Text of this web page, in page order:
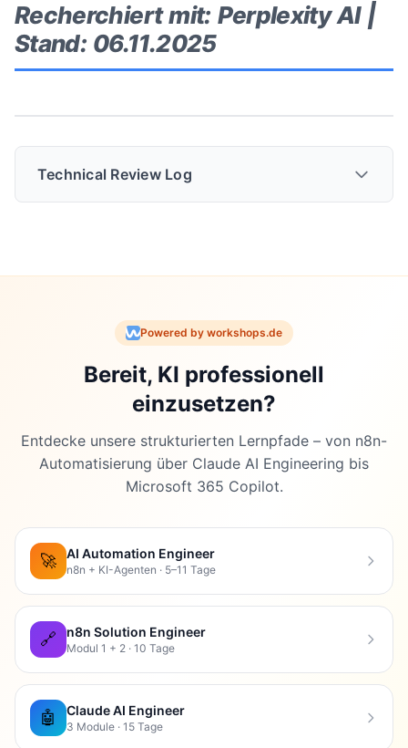
Recherchiert mit: Perplexity AI |
Stand: 06.11.2025
Technical Review Log
📋 Technical Review Log
Review-Datum: 06.11.2025, 14:05 Uhr
: ✅ PASSED WITH MINOR
: Technical Review Agent (AI-
Vorgenommene Änderungen:
MCP-Beschreibung präzisiert
Was: Klargestellt, dass MCP von Anthropic
entwickelt wurde und seit August 2025 GA
ist
Powered by workshops.de
Bereit, KI professionell
einzusetzen?
Entdecke unsere strukturierten Lernpfade – von n8n-
Automatisierung über Claude AI Engineering bis
Microsoft 365 Copilot.
🚀 AI Automation Engineer
n8n + KI-Agenten · 5–11 Tage
🔗 n8n Solution Engineer
Modul 1 + 2 · 10 Tage
🤖 Claude AI Engineer
3 Module · 15 Tage